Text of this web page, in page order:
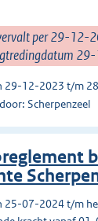
per 29-12-
29-12-2023 t/m
Scherpenzeel
25-07-2024 t/m